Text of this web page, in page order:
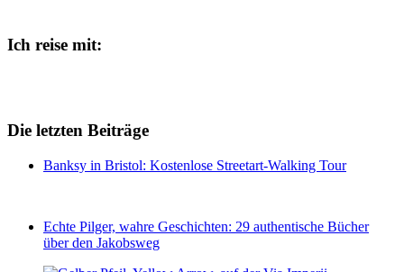
Ich reise mit:
Die letzten Beiträge
Banksy in Bristol: Kostenlose Streetart-Walking Tour
Echte Pilger, wahre Geschichten: 29 authentische Bücher
über den Jakobsweg